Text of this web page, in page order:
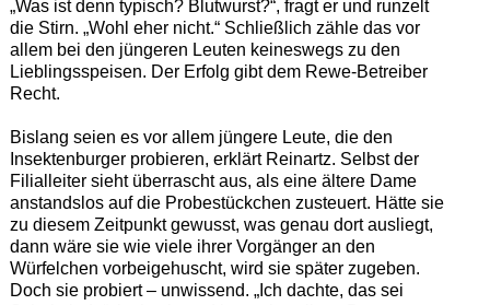
„Was ist denn typisch? Blutwurst?“, fragt er und runzelt
die Stirn. „Wohl eher nicht.“ Schließlich zähle das vor
allem bei den jüngeren Leuten keineswegs zu den
Lieblingsspeisen. Der Erfolg gibt dem Rewe-Betreiber
Recht.
Bislang seien es vor allem jüngere Leute, die den
Insektenburger probieren, erklärt Reinartz. Selbst der
Filialleiter sieht überrascht aus, als eine ältere Dame
anstandslos auf die Probestückchen zusteuert. Hätte sie
zu diesem Zeitpunkt gewusst, was genau dort ausliegt,
dann wäre sie wie viele ihrer Vorgänger an den
Würfelchen vorbeigehuscht, wird sie später zugeben.
Doch sie probiert – unwissend. „Ich dachte, das sei